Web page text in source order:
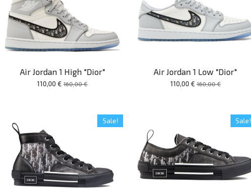
Air Jordan 1 High "Dior"
110,00 € 160,00 €
Air Jordan 1 Low "Dior"
110,00 € 160,00 €
Sale! Sale!